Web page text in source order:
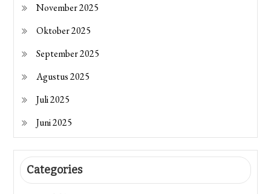
November 2025
Oktober 2025
September 2025
Agustus 2025
Juli 2025
Juni 2025
Categories